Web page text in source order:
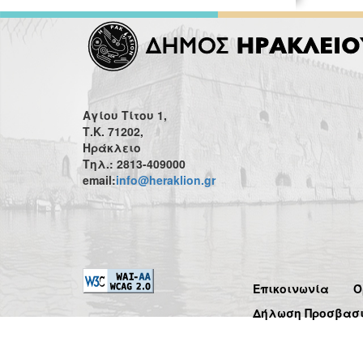
Αγίου Τίτου 1,
Τ.Κ. 71202,
Ηράκλειο
Τηλ.: 2813-409000
email:info@heraklion.gr
Επικοινωνία
Δήλωση